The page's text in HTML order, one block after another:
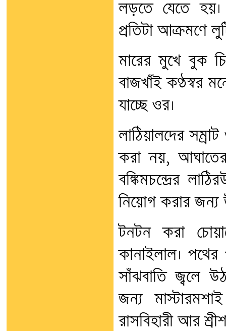
লড়তে যেতে হয়।
প্রতিটা আক্রমণে
মারের মুখে বুক
বাজখাঁই কণ্ঠস্বর
যাচ্ছে ওর।
লাঠিয়ালদের
করা নয়, আঘাতের
বঙ্কিমচন্দ্রের
নিয়োগ করার জন্য
টনটন করা
কানাইলাল।
সাঁঝবাতি জ্বলে
জন্য
রাসবিহারী আর